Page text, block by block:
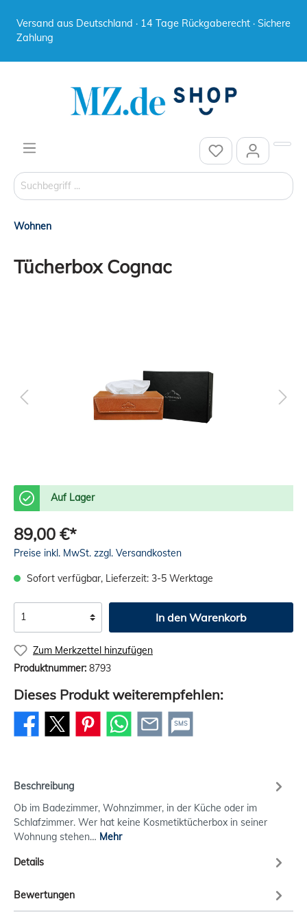
Versand aus Deutschland · 14 Tage Rückgaberecht · Sichere
Zahlung
Wohnen
Tücherbox Cognac
Auf Lager
89,00 €*
Preise inkl. MwSt. zzgl. Versandkosten
Sofort verfügbar, Lieferzeit: 3-5 Werktage
In den Warenkorb
Zum Merkzettel hinzufügen
Produktnummer: 8793
Dieses Produkt weiterempfehlen:
SMS
Beschreibung
Ob im Badezimmer, Wohnzimmer, in der Küche oder im
Schlafzimmer. Wer hat keine Kosmetiktücherbox in seiner
Wohnung stehen… Mehr
Details
Bewertungen